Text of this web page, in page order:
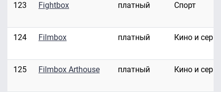
123 Fightbox платный Спорт
124 Filmbox платный Кино и
125 Filmbox Arthouse платный Кино и